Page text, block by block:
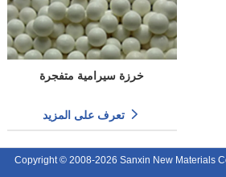
خرزة سيرامية متفجرة
Copyright © 2008-2026 Sanxin New Materials